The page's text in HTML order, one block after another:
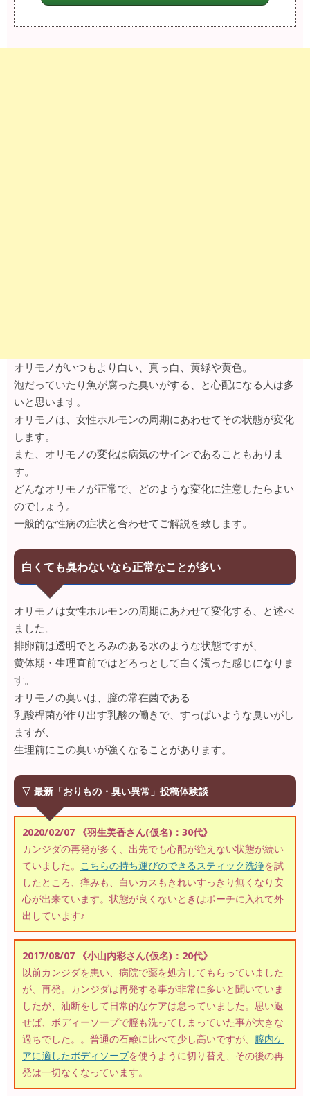
オリモノがいつもより白い、真っ白、黄緑や黄色。
泡だっていたり魚が腐った臭いがする、と心配になる人は多
いと思います。
オリモノは、女性ホルモンの周期にあわせてその状態が変化
します。
また、オリモノの変化は病気のサインであることもありま
す。
どんなオリモノが正常で、どのような変化に注意したらよい
のでしょう。
一般的な性病の症状と合わせてご解説を致します。
白くても臭わないなら正常なことが多い
オリモノは女性ホルモンの周期にあわせて変化する、と述べ
ました。
排卵前は透明でとろみのある水のような状態ですが、
黄体期・生理直前ではどろっとして白く濁った感じになりま
す。
オリモノの臭いは、膣の常在菌である
乳酸桿菌が作り出す乳酸の働きで、すっぱいような臭いがし
ますが、
生理前にこの臭いが強くなることがあります。
▽ 最新「おりもの・臭い異常」投稿体験談
2020/02/07 《羽生美香さん(仮名)：30代》
カンジダの再発が多く、出先でも心配が絶えない状態が続い
ていました。 こちらの持ち運びのできるスティック洗浄を試
したところ、痒みも、白いカスもきれいすっきり無くなり安
心が出来ています。状態が良くないときはポーチに入れて外
出しています♪
2017/08/07 《小山内彩さん(仮名)：20代》
以前カンジダを患い、病院で薬を処方してもらっていました
が、再発。カンジダは再発する事が非常に多いと聞いていま
したが、油断をして日常的なケアは怠っていました。思い返
せば、ボディーソープで膣も洗ってしまっていた事が大きな
過ちでした。。普通の石鹸に比べて少し高いですが、 膣内ケ
アに適したボディソープを使うように切り替え、その後の再
発は一切なくなっています。